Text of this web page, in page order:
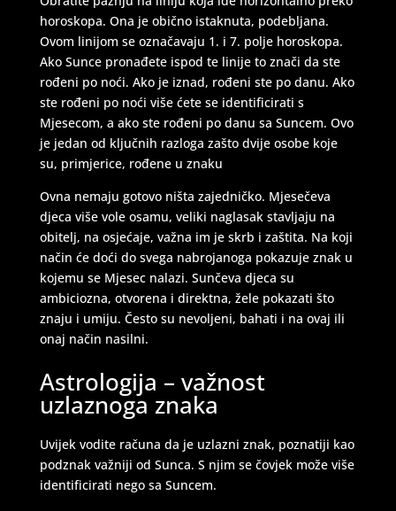
horoskopa. Ona je obično istaknuta, podebljana.
Ovom linijom se označavaju 1. i 7. polje horoskopa.
Ako Sunce pronađete ispod te linije to znači da ste
rođeni po noći. Ako je iznad, rođeni ste po danu. Ako
ste rođeni po noći više ćete se identificirati s
Mjesecom, a ako ste rođeni po danu sa Suncem. Ovo
je jedan od ključnih razloga zašto dvije osobe koje
su, primjerice, rođene u znaku
Ovna nemaju gotovo ništa zajedničko. Mjesečeva
djeca više vole osamu, veliki naglasak stavljaju na
obitelj, na osjećaje, važna im je skrb i zaštita. Na koji
način će doći do svega nabrojanoga pokazuje znak u
kojemu se Mjesec nalazi. Sunčeva djeca su
ambiciozna, otvorena i direktna, žele pokazati što
znaju i umiju. Često su nevoljeni, bahati i na ovaj ili
onaj način nasilni.
Astrologija – važnost
uzlaznoga znaka
Uvijek vodite računa da je uzlazni znak, poznatiji kao
podznak važniji od Sunca. S njim se čovjek može više
identificirati nego sa Suncem.
LUCIJA
/ Kod #136
Tarot savjetnik je zauzet
Broj tel: 064/600-600
tel:0,93€ - mob:1,12€ min